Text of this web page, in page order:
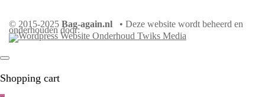
© 2015-2025 Bag-again.nl • Deze website wordt beheerd en
onderhouden door:
Shopping cart